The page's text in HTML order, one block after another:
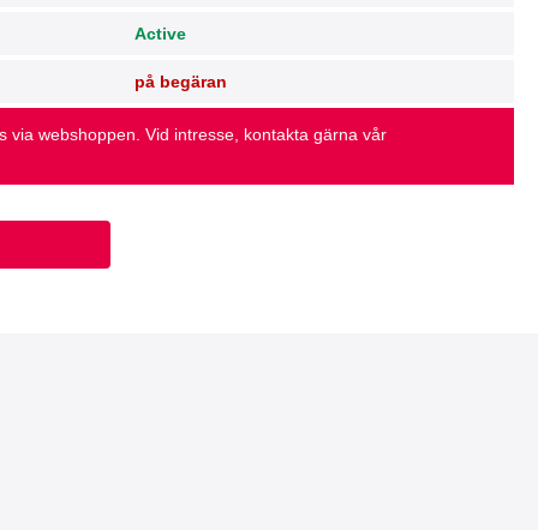
Active
på begäran
via webshoppen. Vid intresse, kontakta gärna vår